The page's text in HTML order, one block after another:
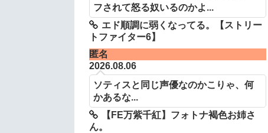
フされて怒る奴いるのかよ...
エド順調に弱くなってる。【ストリー
トファイター6】
匿名
2026.08.06
ソティスと同じ声優なのかこりゃ、何
かあるな...
【FE万紫千紅】フォトナ褐色お姉さ
ん。